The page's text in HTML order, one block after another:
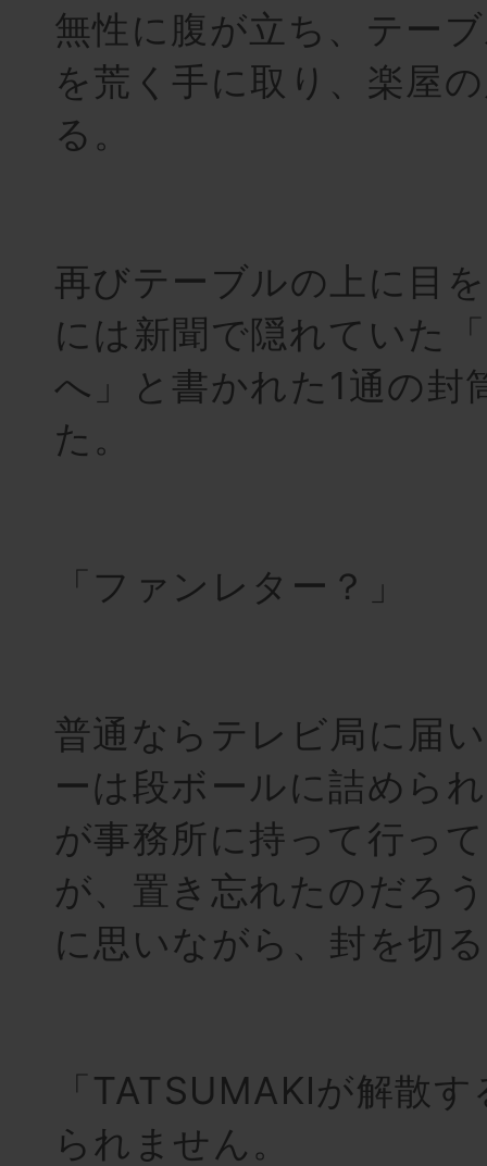
無性に腹が立ち、テー
を荒く手に取り、楽屋
る。
再びテーブルの上に目
には新聞で隠れていた
へ」と書かれた1通の封
た。
「ファンレター？」
普通ならテレビ局に届
ーは段ボールに詰めら
が事務所に持って行っ
が、置き忘れたのだろ
に思いながら、封を切
「TATSUMAKIが解散
られません。